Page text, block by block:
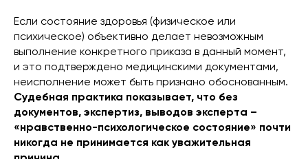
Если состояние здоровья (физическое или
психическое) объективно делает невозможным
выполнение конкретного приказа в данный момент,
и это подтверждено медицинскими документами,
неисполнение может быть признано обоснованным.
Судебная практика показывает, что без
документов, экспертиз, выводов эксперта –
«нравственно-психологическое состояние» почти
никогда не принимается как уважительная